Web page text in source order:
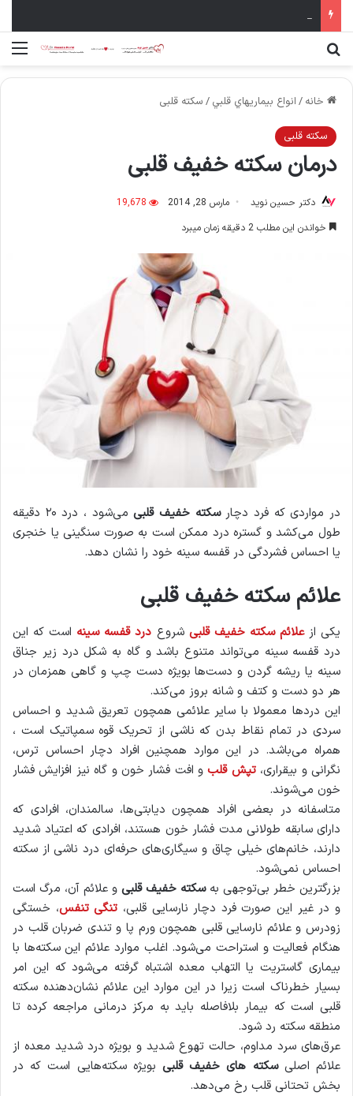
سال نو مبارک
خانه / انواع بيماريهاي قلبي / سکته قلبی
سکته قلبی
درمان سکته خفیف قلبی
دکتر حسین نوید مارس 28, 2014
19,678
خواندن این مطلب 2 دقیقه زمان میبرد
در مواردی که فرد دچارسکته خفیف قلبی
می‌شود ، درد ۲۰ دقیقه
طول می‌کشد و گستره درد ممکن است به صورت سنگینی یا خنجری
یا احساس فشردگی در قفسه سینه خود را نشان دهد.
علائم سکته خفیف قلبی
یکی ازعلائم سکته خفیف قلبی شروع درد قفسه سینه است که این
درد قفسه سینه می‌تواند متنوع باشد و گاه به شکل درد زیر جناق
سینه یا ریشه گردن و دست‌ها بویژه دست چپ و گاهی همزمان در
هر دو دست و کتف و شانه بروز می‌کند.
این دردها معمولا با سایر علائمی همچون تعریق شدید و احساس
سردی در تمام نقاط بدن که ناشی از تحریک قوه سمپاتیک است ،
همراه می‌باشد. در این موارد همچنین افراد دچار احساس ترس،
نگرانی و بیقراری،تپش قلبو افت فشار خون و گاه نیز افزایش فشار
خون می‌شوند.
متاسفانه در بعضی افراد همچون دیابتی‌ها، سالمندان، افرادی که
دارای سابقه طولانی مدت فشار خون هستند، افرادی که اعتیاد شدید
دارند، خانم‌های خیلی چاق و سیگاری‌های حرفه‌ای درد ناشی از سکته
احساس نمی‌شود.
بزرگترین خطر بی‌توجهی بهسکته خفیف قلبی و علائم آن، مرگ است
و در غیر این صورت فرد دچار نارسایی قلبی، تنگی تنفس، خستگی
زودرس و علائم نارسایی قلبی همچون ورم پا و تندی ضربان قلب در
هنگام فعالیت و استراحت می‌شود. اغلب موارد علائم این سکته‌ها با
بیماری گاستریت یا التهاب معده اشتباه گرفته می‌شود که این امر
بسیار خطرناک است زیرا در این موارد این علائم نشان‌دهنده سکته
قلبی است که بیمار بلافاصله باید به مرکز درمانی مراجعه کرده تا
منطقه سکته رد شود.
عرق‌های سرد مداوم، حالت تهوع شدید و بویژه درد شدید معده از
علائم اصلیسکته های خفیف قلبی بویژه سکته‌هایی است که در
بخش تحتانی قلب رخ می‌دهد.